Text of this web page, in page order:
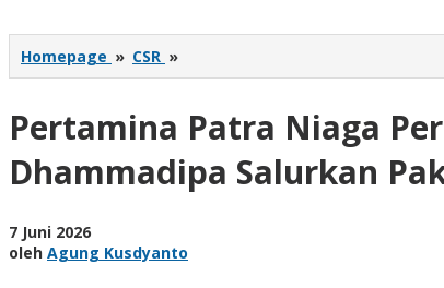
Homepage » CSR »
Patra
Perkokoh
Toleransi
Perayaan
Waisak
Vihara
Pertamina Patra Niaga
Dhammadipa Salurkan
7 Juni 2026oleh
Agung
oleh Agung Kusdyanto